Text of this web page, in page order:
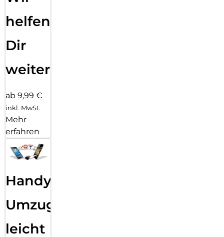
helfen
Dir
weiter
ab 9,99 €
inkl. MwSt.
Mehr
erfahren
Handy
Umzug
leicht